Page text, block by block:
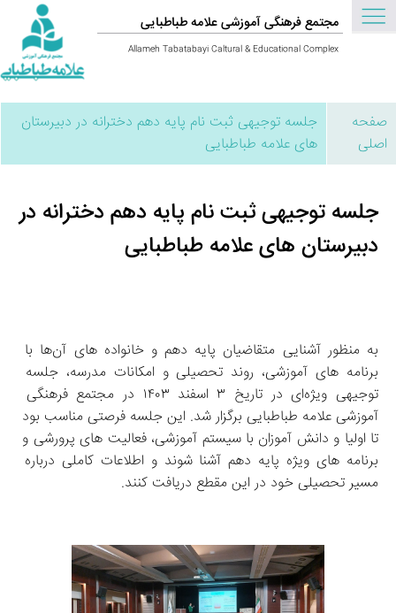
مجتمع فرهنگی آموزشی علامه طباطبایی
Allameh Tabatabayi Caltural & Educational Complex
صفحه
اصلی
جلسه توجیهی ثبت‌ نام پایه دهم دخترانه در دبیرستان
های علامه طباطبایی
جلسه توجیهی ثبت‌ نام پایه دهم دخترانه در
دبیرستان های علامه طباطبایی
به منظور آشنایی متقاضیان پایه دهم و خانواده‌ های آن‌ها با
برنامه‌ های آموزشی، روند تحصیلی و امکانات مدرسه، جلسه
توجیهی ویژه‌ای در تاریخ ۳ اسفند ۱۴۰۳ در مجتمع فرهنگی
آموزشی علامه طباطبایی برگزار شد. این جلسه فرصتی مناسب بود
تا اولیا و دانش‌ آموزان با سیستم آموزشی، فعالیت‌ های پرورشی و
برنامه‌ های ویژه پایه دهم آشنا شوند و اطلاعات کاملی درباره
مسیر تحصیلی خود در این مقطع دریافت کنند.